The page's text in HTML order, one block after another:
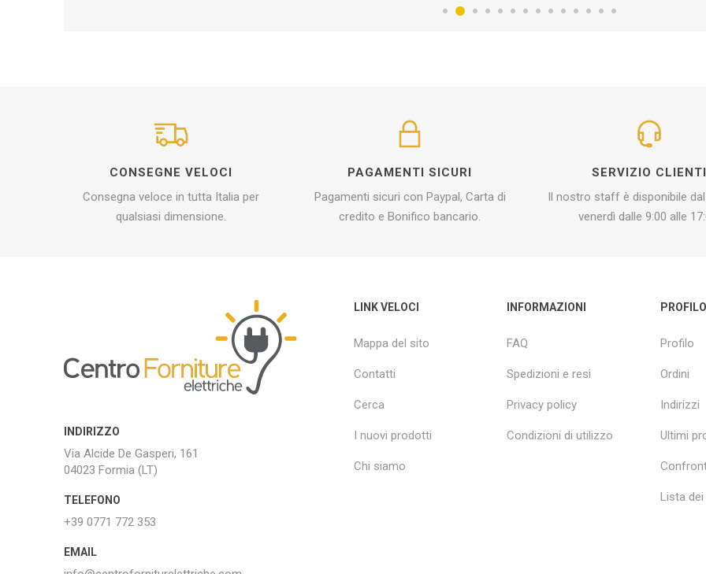
CONSEGNE VELOCI
Consegna veloce in tutta Italia per
qualsiasi dimensione.
PAGAMENTI SICURI
Pagamenti sicuri con Paypal, Carta di
credito e Bonifico bancario.
SERVIZIO CLIENTI
Il nostro staff è disponibile
venerdì dalle 9:00 alle
INDIRIZZO
Via Alcide De Gasperi, 161
04023 Formia (LT)
TELEFONO
+39 0771 772 353
EMAIL
LINK VELOCI
Mappa del sito
Contatti
Cerca
I nuovi prodotti
Chi siamo
INFORMAZIONI
FAQ
Spedizioni e resi
Privacy policy
Condizioni di utilizzo
PROFILO
Profilo
Ordini
Indirizzi
Ultimi
Lista